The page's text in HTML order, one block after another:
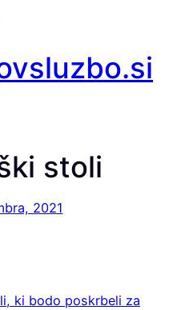
stoli
2021
ki bodo poskrbeli za